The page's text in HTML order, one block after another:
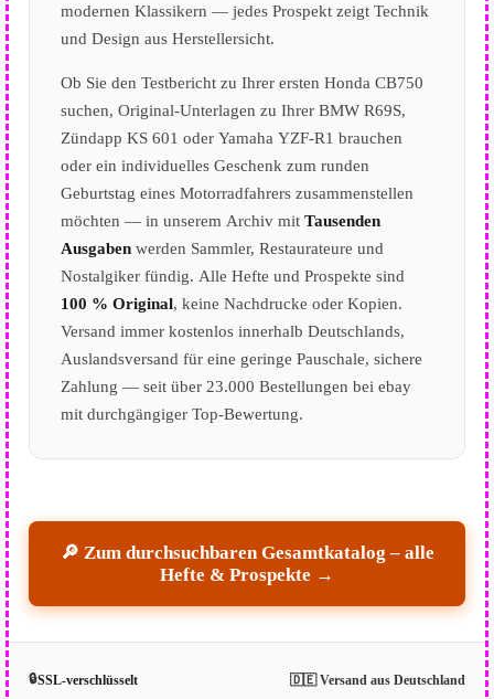
modernen Klassikern — jedes Prospekt zeigt Technik
und Design aus Herstellersicht.
Ob Sie den Testbericht zu Ihrer ersten Honda CB750
suchen, Original-Unterlagen zu Ihrer BMW R69S,
Zündapp KS 601 oder Yamaha YZF-R1 brauchen
oder ein individuelles Geschenk zum runden
Geburtstag eines Motorradfahrers zusammenstellen
möchten — in unserem Archiv mit Tausenden
Ausgabenwerden Sammler, Restaurateure und
Nostalgiker fündig. Alle Hefte und Prospekte sind
100 % Original, keine Nachdrucke oder Kopien.
Versand immer kostenlos innerhalb Deutschlands,
Auslandsversand für eine geringe Pauschale, sichere
Zahlung — seit über 23.000 Bestellungen bei ebay
mit durchgängiger Top-Bewertung.
🔎 Zum durchsuchbaren Gesamtkatalog – alle
Hefte & Prospekte →
🔒SSL-verschlüsselt 🇩🇪 Versand aus Deutschland